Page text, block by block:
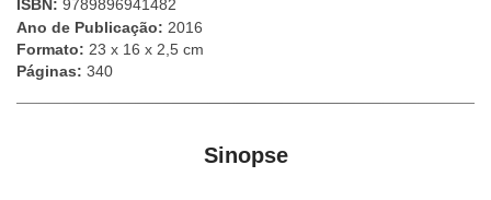
ISBN: 9789896941482
Ano de Publicação: 2016
Formato: 23 x 16 x 2,5 cm
Páginas: 340
Sinopse